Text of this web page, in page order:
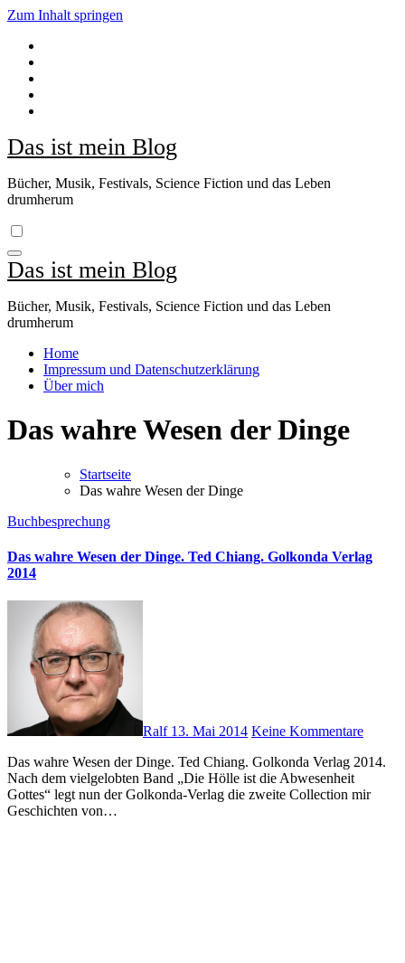
Zum Inhalt springen
Das ist mein Blog
Bücher, Musik, Festivals, Science Fiction und das Leben
drumherum
Das ist mein Blog
Bücher, Musik, Festivals, Science Fiction und das Leben
drumherum
Home
Impressum und Datenschutzerklärung
Über mich
Das wahre Wesen der Dinge
Startseite
Das wahre Wesen der Dinge
Buchbesprechung
Das wahre Wesen der Dinge. Ted Chiang. Golkonda Verlag
2014
Ralf 13. Mai 2014 Keine Kommentare
Das wahre Wesen der Dinge. Ted Chiang. Golkonda Verlag 2014.
Nach dem vielgelobten Band „Die Hölle ist die Abwesenheit
Gottes“ legt nun der Golkonda-Verlag die zweite Collection mir
Geschichten von…